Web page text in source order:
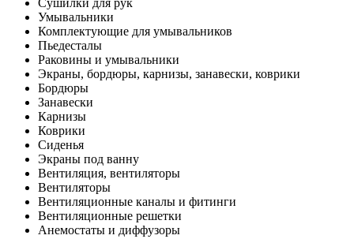
Сушилки для рук
Умывальники
Комплектующие для умывальников
Пьедесталы
Раковины и умывальники
Экраны, бордюры, карнизы, занавески, коврики
Бордюры
Занавески
Карнизы
Коврики
Сиденья
Экраны под ванну
Вентиляция, вентиляторы
Вентиляторы
Вентиляционные каналы и фитинги
Вентиляционные решетки
Анемостаты и диффузоры